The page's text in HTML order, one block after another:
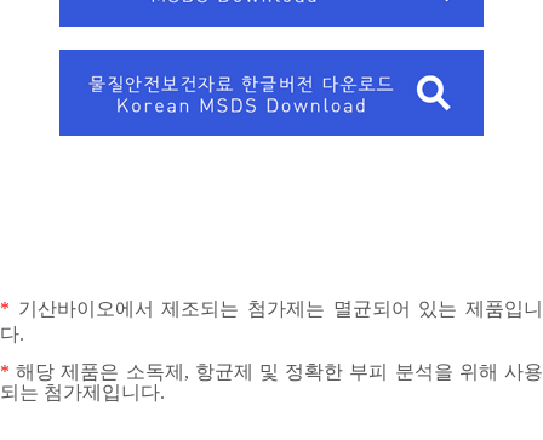
* 기산바이오에서 제조되는 첨가제는 멸균되어 있는 제품입니
다.
*해당 제품은 소독제 , 항균제 및 정확한 부피 분석을 위해 사용
되는 첨가제입니다.